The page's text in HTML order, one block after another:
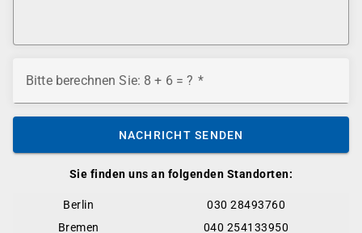
Sie finden uns an folgenden Standorten:
Berlin
030 28493760
Bremen
040 254133950
Bitte berechnen Sie: 8 + 6 = ?
NACHRICHT SENDEN